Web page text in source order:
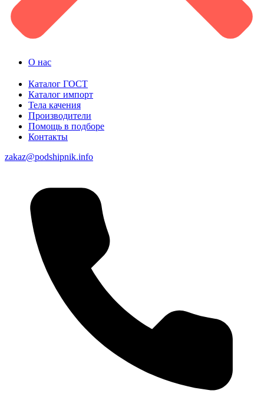
О нас
Каталог ГОСТ
Каталог импорт
Тела качения
Производители
Помощь в подборе
Контакты
zakaz@podshipnik.info